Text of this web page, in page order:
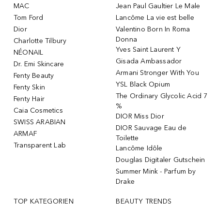
MAC
Tom Ford
Dior
Charlotte Tilbury
NÉONAIL
Dr. Emi Skincare
Fenty Beauty
Fenty Skin
Fenty Hair
Caia Cosmetics
SWISS ARABIAN
ARMAF
Transparent Lab
Jean Paul Gaultier Le Male
Lancôme La vie est belle
Valentino Born In Roma
Donna
Yves Saint Laurent Y
Gisada Ambassador
Armani Stronger With You
YSL Black Opium
The Ordinary Glycolic Acid 7
%
DIOR Miss Dior
DIOR Sauvage Eau de
Toilette
Lancôme Idôle
Douglas Digitaler Gutschein
Summer Mink - Parfum by
Drake
TOP KATEGORIEN BEAUTY TRENDS